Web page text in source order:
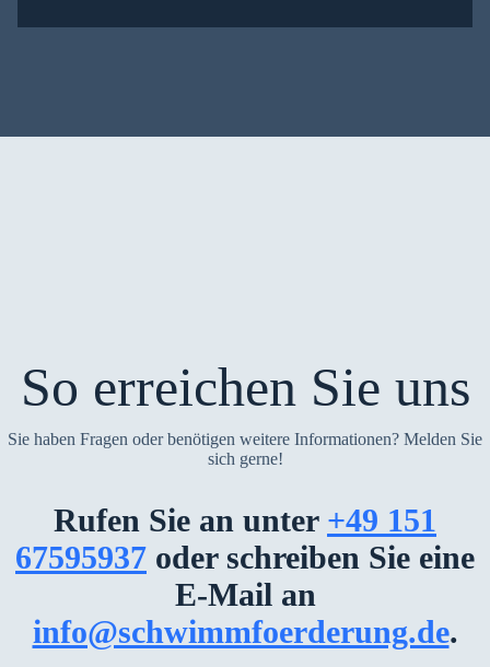
So errei­chen Sie uns
Sie haben Fra­gen oder benö­ti­gen wei­te­re Infor­ma­tio­nen? Mel­den Sie
sich ger­ne!
Rufen Sie an unter +49 151
67595937 oder schrei­ben Sie eine
E‑Mail an
info@schwimmfoerderung.de.